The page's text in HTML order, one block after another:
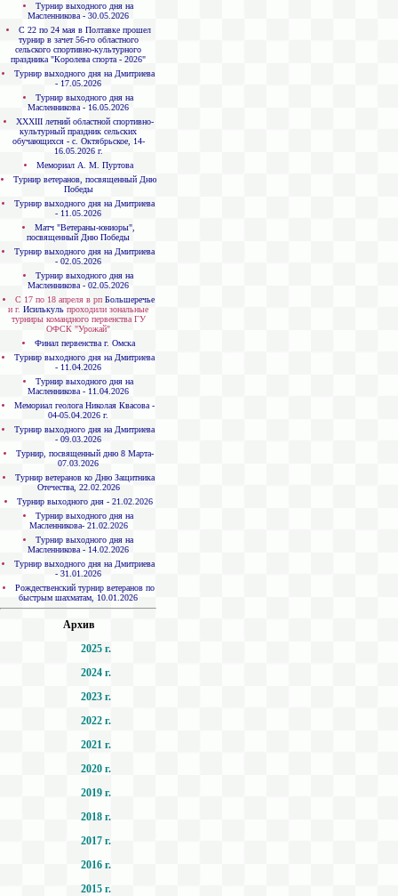
Турнир выходного дня на
Масленникова - 30.05.2026
С 22 по 24 мая в Полтавке прошел
турнир в зачет 56-го областного
сельского спортивно-культурного
праздника "Королева спорта - 2026"
Турнир выходного дня на Дмитриева
- 17.05.2026
Турнир выходного дня на
Масленникова - 16.05.2026
XXXIII летний областной спортивно-
культурный праздник сельских
обучающихся - с. Октябрьское, 14-
16.05.2026 г.
Мемориал А. М. Пуртова
Турнир ветеранов, посвященный Дню
Победы
Турнир выходного дня на Дмитриева
- 11.05.2026
Матч "Ветераны-юниоры",
посвященный Дню Победы
Турнир выходного дня на Дмитриева
- 02.05.2026
Турнир выходного дня на
Масленникова - 02.05.2026
С 17 по 18 апреля в рп Большеречье
и г.Исилькульпроходили зональные
турниры командного первенства ГУ
ОФСК "Урожай"
Финал первенства г. Омска
Турнир выходного дня на Дмитриева
- 11.04.2026
Турнир выходного дня на
Масленникова - 11.04.2026
Мемориал геолога Николая Квасова -
04-05.04.2026 г.
Турнир выходного дня на Дмитриева
- 09.03.2026
Турнир, посвященный дню 8 Марта-
07.03.2026
Турнир ветеранов ко Дню Защитника
Отечества, 22.02.2026
Турнир выходного дня - 21.02.2026
Турнир выходного дня на
Масленникова- 21.02.2026
Турнир выходного дня на
Масленникова - 14.02.2026
Турнир выходного дня на Дмитриева
- 31.01.2026
Рождественский турнир ветеранов по
быстрым шахматам, 10.01.2026
Архив
2025 г.
2024 г.
2023 г.
2022 г.
2021 г.
2020 г.
2019 г.
2018 г.
2017 г.
2016 г.
2015 г.